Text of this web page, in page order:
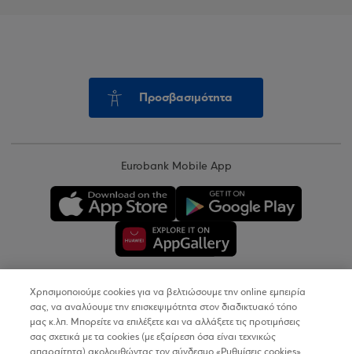
Προσβασιμότητα
Eurobank Mobile App
Copyright © 2026
Όροι Χρήσης
Χρησιμοποιούμε cookies για να βελτιώσουμε την online εμπειρία
σας, να αναλύουμε την επισκεψιμότητα στον διαδικτυακό τόπο
μας κ.λπ. Μπορείτε να επιλέξετε και να αλλάξετε τις προτιμήσεις
σας σχετικά με τα cookies (με εξαίρεση όσα είναι τεχνικώς